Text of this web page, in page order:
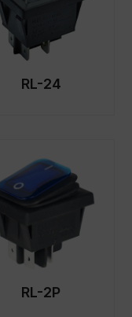
RL-24
RL-2P